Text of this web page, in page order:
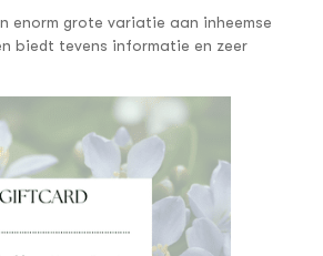
enorm grote variatie aan inheemse
biedt tevens informatie en zeer